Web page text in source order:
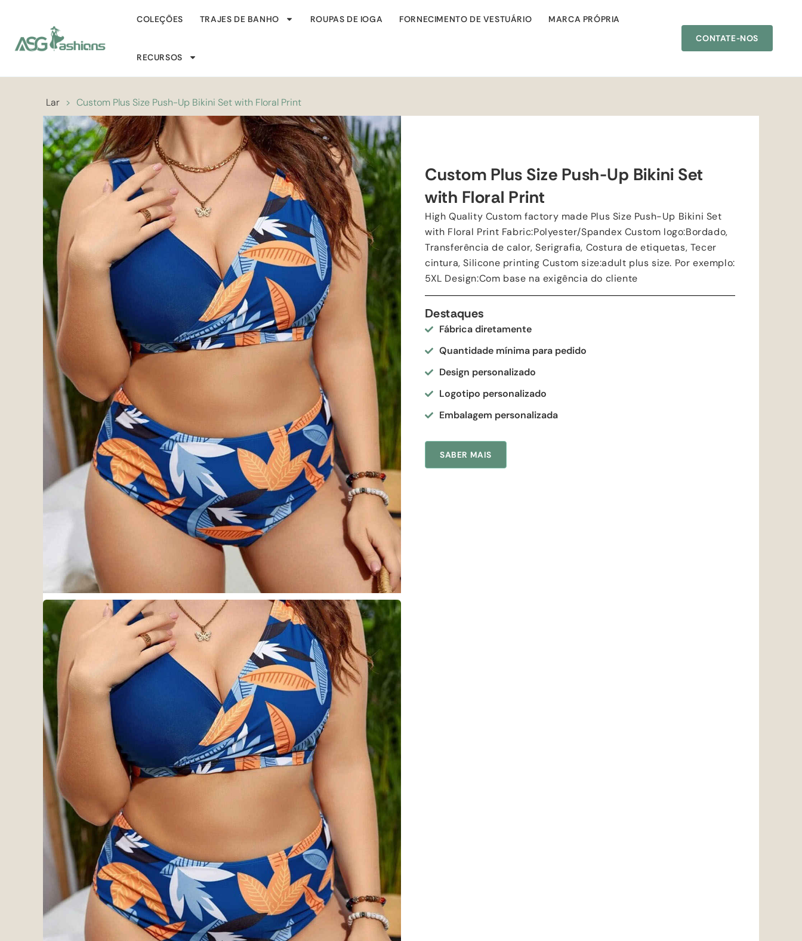
COLEÇÕES TRAJES DE BANHO ROUPAS DE IOGA FORNECIMENTO DE VESTUÁRIO MARCA PRÓPRIA
RECURSOS
CONTATE-NOS
Lar > Custom Plus Size Push-Up Bikini Set with Floral Print
Custom Plus Size Push-Up Bikini Set
with Floral Print
High Quality Custom factory made Plus Size Push-Up Bikini Set
with Floral Print Fabric:Polyester/Spandex Custom logo:Bordado,
Transferência de calor, Serigrafia, Costura de etiquetas, Tecer
cintura,Silicone printing Custom size:adult plus size. Por exemplo:
5XL Design:Com base na exigência do cliente
Destaques
Fábrica diretamente
Quantidade mínima para pedido
Design personalizado
Logotipo personalizado
Embalagem personalizada
SABER MAIS